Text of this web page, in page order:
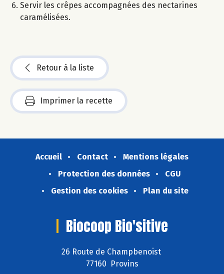
Servir les crêpes accompagnées des nectarines
caramélisées.
Retour à la liste
Imprimer la recette
Accueil Contact
Mentions légales
Protection des données
CGU
Gestion des cookies
Plan du site
Biocoop Bio'sitive
26 Route de Champbenoist
77160 Provins